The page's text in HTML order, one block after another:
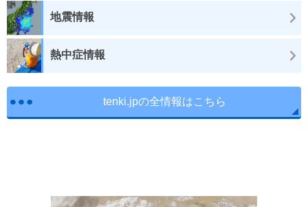
地震情報
熱中症情報
tenki.jpの全情報はこちら